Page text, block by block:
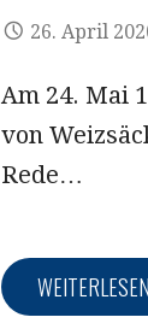
26. April
Am 24. Mai
von
Rede…